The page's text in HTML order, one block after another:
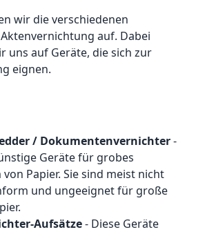
wir die verschiedenen
auf. Dabei
uns auf Geräte, die sich zur
eignen.
/ Dokumentenvernichter-
Geräte für grobes
Papier. Sie sind meist nicht
und ungeeignet für große
Aufsätze- Diese Geräte